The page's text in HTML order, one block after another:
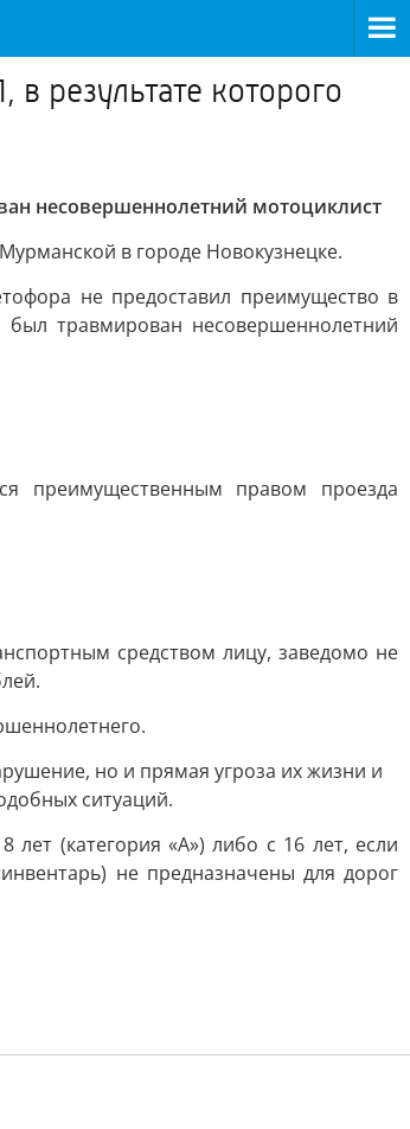
результате которого
несовершеннолетний мотоциклист
в городе Новокузнецке.
не предоставил преимущество в
травмирован несовершеннолетний
преимущественным правом проезда
средством лицу, заведомо не
но и прямая угроза их жизни и
ситуаций.
(категория «А») либо с 16 лет, если
не предназначены для дорог